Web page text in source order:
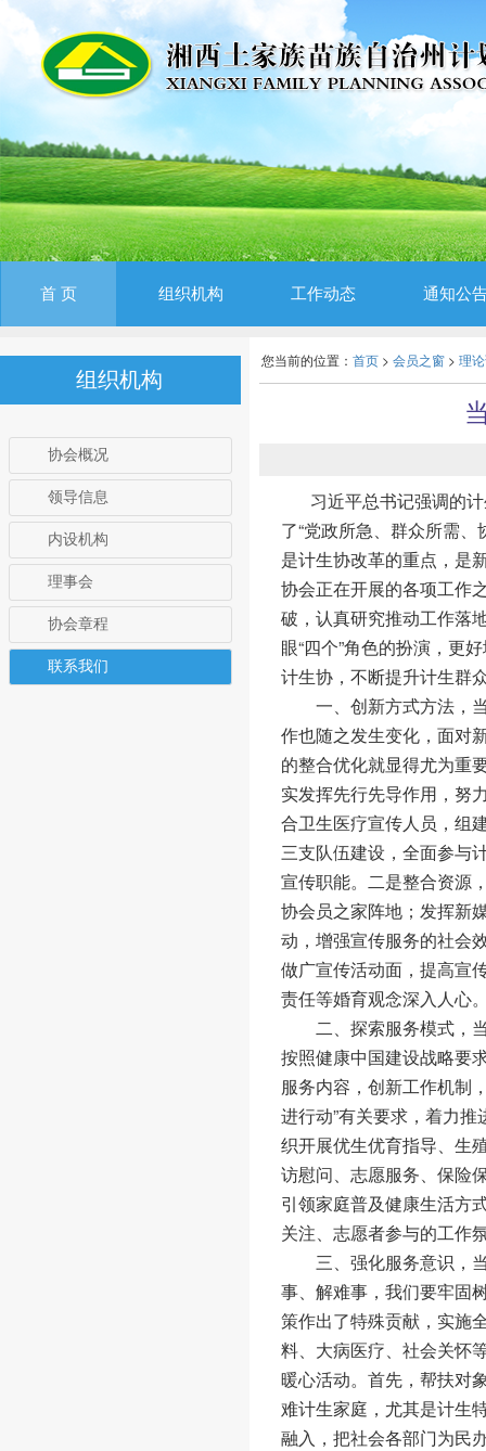
首 页 组织机构 工作动态 通知公
组织机构
协会概况
领导信息
内设机构
理事会
协会章程
联系我们
您当前的位置： 首页 > 会员之窗 > 理
习近平总书记强调的
了“党政所急、群众所需
是计生协改革的重点，是
协会正在开展的各项工作
破，认真研究推动工作落
眼“四个”角色的扮演，更
计生协，不断提升计生群
一、创新方式方法，
作也随之发生变化，面对
的整合优化就显得尤为重
实发挥先行先导作用，努
合卫生医疗宣传人员，组
三支队伍建设，全面参与
宣传职能。二是整合资源
协会员之家阵地；发挥新
动，增强宣传服务的社会
做广宣传活动面，提高宣
责任等婚育观念深入人心
二、探索服务模式，
按照健康中国建设战略要
服务内容，创新工作机制
进行动”有关要求，着力
织开展优生优育指导、生
访慰问、志愿服务、保险
引领家庭普及健康生活方
关注、志愿者参与的工作
三、强化服务意识，
事、解难事，我们要牢固
策作出了特殊贡献，实施
料、大病医疗、社会关怀
暖心活动。首先，帮扶对
难计生家庭，尤其是计生
融入，把社会各部门为民